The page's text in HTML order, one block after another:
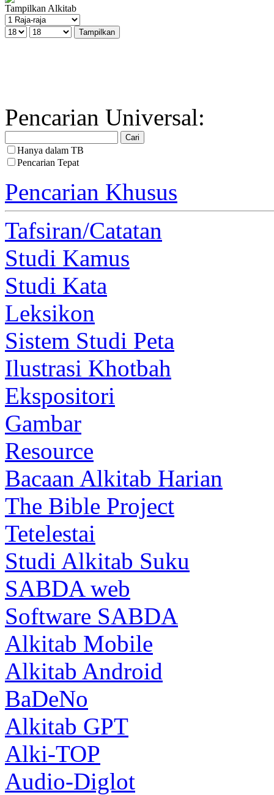
Tampilkan Alkitab
Pencarian Universal:
Hanya dalam TB
Pencarian Tepat
Pencarian Khusus
Tafsiran/Catatan
Studi Kamus
Studi Kata
Leksikon
Sistem Studi Peta
Ilustrasi Khotbah
Ekspositori
Gambar
Resource
Bacaan Alkitab Harian
The Bible Project
Tetelestai
Studi Alkitab Suku
SABDA web
Software SABDA
Alkitab Mobile
Alkitab Android
BaDeNo
Alkitab GPT
Alki-TOP
Audio-Diglot